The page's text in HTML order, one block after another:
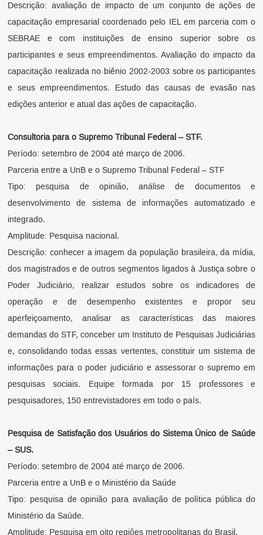
Descrição: avaliação de impacto de um conjunto de ações de
capacitação empresarial coordenado pelo IEL em parceria com o
SEBRAE e com instituições de ensino superior sobre os
participantes e seus empreendimentos. Avaliação do impacto da
capacitação realizada no biênio 2002-2003 sobre os participantes
e seus empreendimentos. Estudo das causas de evasão nas
edições anterior e atual das ações de capacitação.
Consultoria para o Supremo Tribunal Federal – STF.
Período: setembro de 2004 até março de 2006.
Parceria entre a UnB e o Supremo Tribunal Federal – STF
Tipo: pesquisa de opinião, análise de documentos e
desenvolvimento de sistema de informações automatizado e
integrado.
Amplitude: Pesquisa nacional.
Descrição: conhecer a imagem da população brasileira, da mídia,
dos magistrados e de outros segmentos ligados à Justiça sobre o
Poder Judiciário, realizar estudos sobre os indicadores de
operação e de desempenho existentes e propor seu
aperfeiçoamento, analisar as características das maiores
demandas do STF, conceber um Instituto de Pesquisas Judiciárias
e, consolidando todas essas vertentes, constituir um sistema de
informações para o poder judiciário e assessorar o supremo em
pesquisas sociais. Equipe formada por 15 professores e
pesquisadores, 150 entrevistadores em todo o país.
Pesquisa de Satisfação dos Usuários do Sistema Único de Saúde
– SUS.
Período: setembro de 2004 até março de 2006.
Parceria entre a UnB e o Ministério da Saúde
Tipo: pesquisa de opinião para avaliação de política pública do
Ministério da Saúde.
Amplitude: Pesquisa em oito regiões metropolitanas do Brasil.